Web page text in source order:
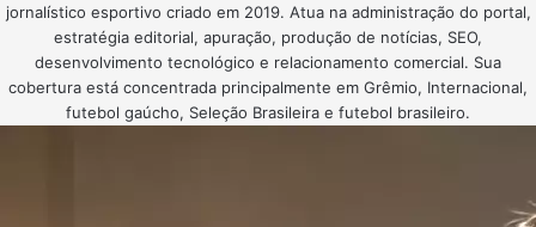
jornalístico esportivo criado em 2019. Atua na administração do portal,
estratégia editorial, apuração, produção de notícias, SEO,
desenvolvimento tecnológico e relacionamento comercial. Sua
cobertura está concentrada principalmente em Grêmio, Internacional,
futebol gaúcho, Seleção Brasileira e futebol brasileiro.